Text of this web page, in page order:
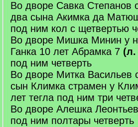
Во дворе Савка Степанов
два сына Акимка да
под ним кол с щетвертью
Во дворе Мишка Минин у
Ганка 10 лет Абрамка 7 (л.
под ним четверть
Во дворе Митка Васильев
сын Климка страмен у
лет тегла под ним три
Во дворе Алешка
под ним полтары четверть